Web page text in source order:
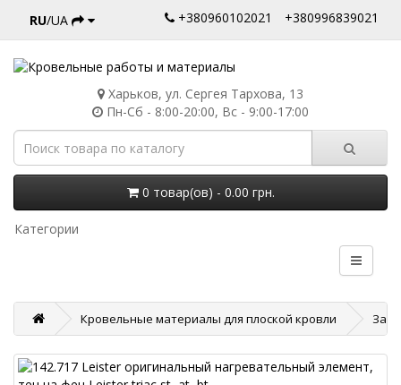
RU/UA +380960102021 +380996839021
Харьков, ул. Сергея Тархова, 13
Пн-Сб - 8:00-20:00, Вс - 9:00-17:00
0 товар(ов) - 0.00 грн.
Категории
Кровельные материалы для плоской кровли